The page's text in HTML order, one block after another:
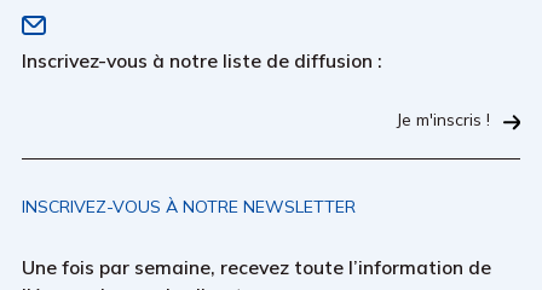
Inscrivez-vous à notre liste de diffusion :
Je m'inscris !
INSCRIVEZ-VOUS À NOTRE NEWSLETTER
Une fois par semaine, recevez toute l’information de